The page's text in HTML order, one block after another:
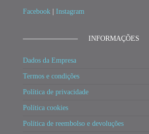
Facebook Instagram
INFORMAÇÕES
Dados da Empresa
Termos e condições
Política de privacidade
Política cookies
Política de reembolso e devoluções